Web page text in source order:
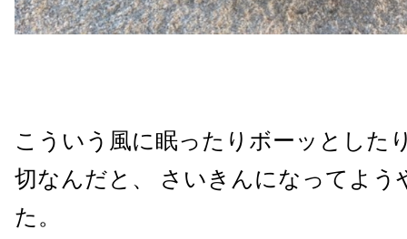
こういう風に眠ったりボーッとした
切なんだと、
さいきんになってよう
た。